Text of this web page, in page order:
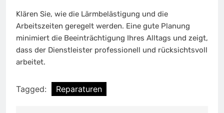
Klären Sie, wie die Lärmbelästigung und die
Arbeitszeiten geregelt werden. Eine gute Planung
minimiert die Beeinträchtigung Ihres Alltags und zeigt,
dass der Dienstleister professionell und rücksichtsvoll
arbeitet.
Tagged: Reparaturen